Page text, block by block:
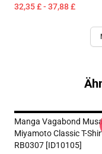
32,35 £ - 37,88 £
Manga Vagabond
Miyamoto Classic T-
RB0307 [ID10105]